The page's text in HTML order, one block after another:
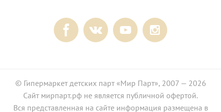
© Гипермаркет детских парт «Мир Парт», 2007 — 2026
Сайт мирпарт.рф не является публичной офертой.
Вся представленная на сайте информация размещена в